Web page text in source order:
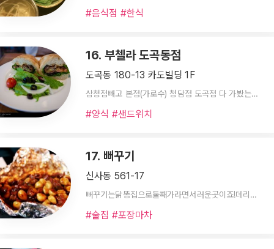
#음식점 #한식
16. 부첼라 도곡동점
도곡동 180-13 카도빌딩 1F
삼청점빼고 본점(가로수) 청담점 도곡점 다 가봤는데 집 근처라 제일 자주 가는 도곡점이 분위기면에서나 직원들면에서나 제일 좋았어요^^ 우선 가까워서 그런걸수도 있는데 전 조용한곳보다 북적이는걸 더 선호하는편이라 사람사는 곳 같아서 좋고 직원들도 친절하고 손님이 많아서 바빠도 챙겨줄 건 다 챙겨주시구요~ 가격은 샌드위치치고 좀 비싸긴 하지만 먹으면 절대 비싸지 않다고 느껴질 만큼 신선하고 맛있어요! 그외 샐러드나 스프나 커피,에이드도 다 맛있구요 ㅎㅎ 부첼라 최고~!
#양식 #샌드위치
17. 뻐꾸기
신사동 561-17
뻐꾸기는닭똥집으로둘째가라면서러운곳이죠!데리야끼소스닭똥집으로유명합니다~강남에서요런스타일닭똥집은학여울역욕쟁이할머니와쌍벽을이루는듯!!떡볶이도맛납니다 ㅎㅎ
#술집 #포장마차